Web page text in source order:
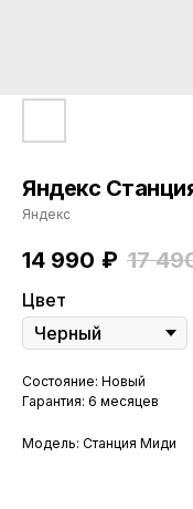
Яндекс
Яндекс
14 990 ₽ 17
Цвет
Состояние: Новый
Гарантия: 6 месяцев
Модель: Станция Миди